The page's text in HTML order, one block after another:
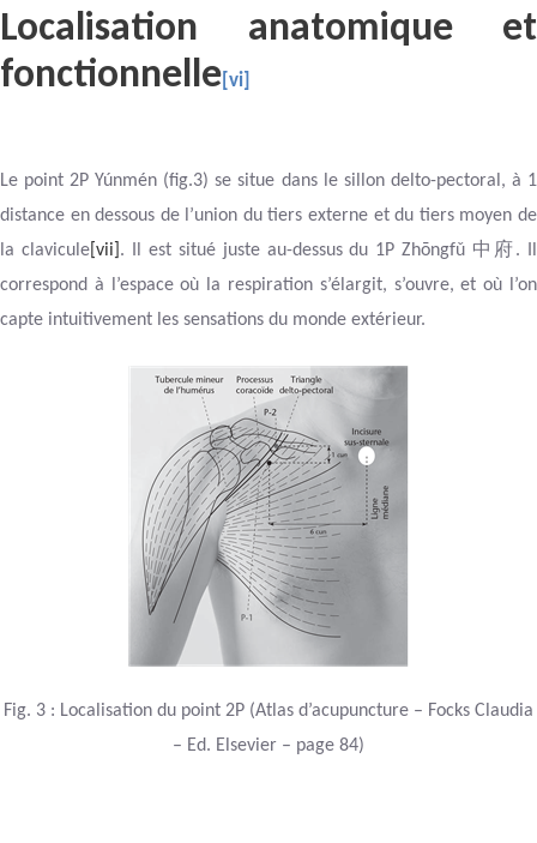
Localisation anatomique et
fonctionnelle [vi]
Le point 2P Yúnmén (fig.3) se situe dans le sillon delto-pectoral, à 1
distance en dessous de l’union du tiers externe et du tiers moyen de
la clavicule[vii] . Il est situé juste au-dessus du 1P Zhōngfǔ 中府. Il
correspond à l’espace où la respiration s’élargit, s’ouvre, et où l’on
capte intuitivement les sensations du monde extérieur.
Fig. 3 : Localisation du point 2P (Atlas d’acupuncture – Focks Claudia
– Ed. Elsevier – page 84)